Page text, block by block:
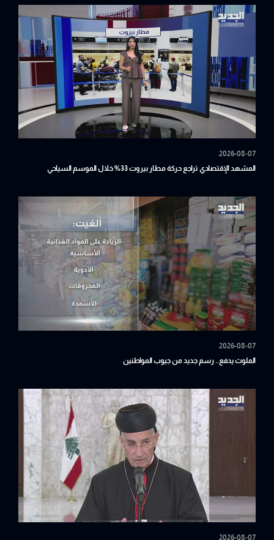
2026-08-07
المشهد الإقتصادي تراجع حركة مطار بيروت 33% خلال الموسم السياحي
2026-08-07
الملوث يدفع.. رسم جديد من جيوب المواطنين
2026-08-07